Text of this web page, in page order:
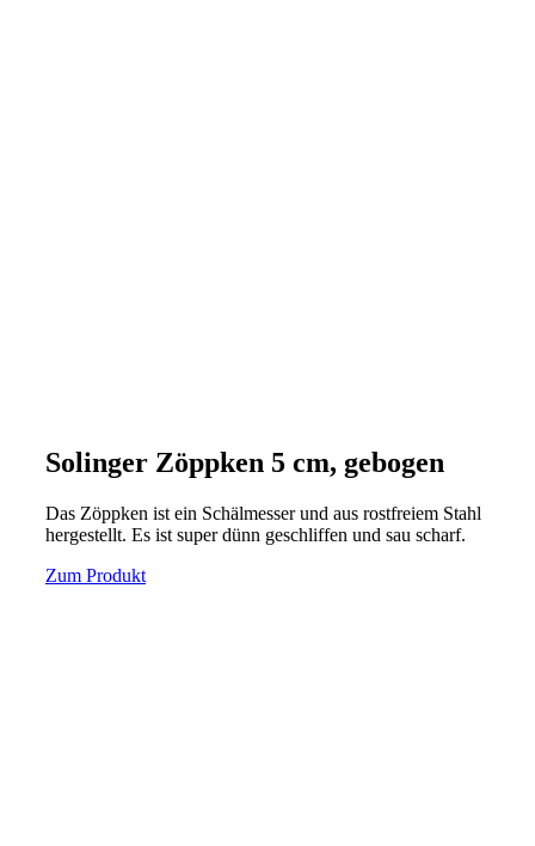
Solinger Zöppken 5 cm, gebogen
Das Zöppken ist ein Schälmesser und aus rostfreiem Stahl
hergestellt. Es ist super dünn geschliffen und sau scharf.
Zum Produkt